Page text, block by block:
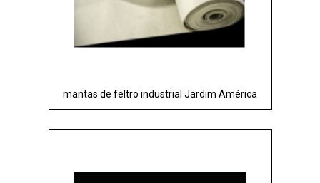
mantas de feltro industrial Jardim América